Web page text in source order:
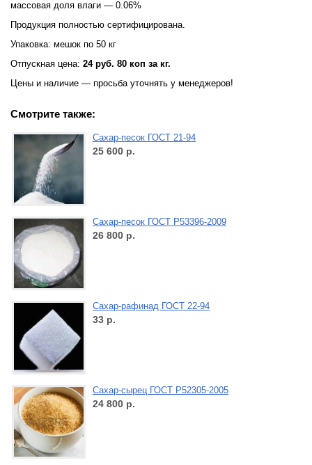
массовая доля влаги — 0.06%
Продукция полностью сертифицирована.
Упаковка: мешок по 50 кг
Отпускная цена: 24 руб. 80 коп за кг.
Цены и наличие — просьба уточнять у менеджеров!
Смотрите также:
Сахар-песок ГОСТ 21-94
25 600 р.
Сахар-песок ГОСТ Р53396-2009
26 800 р.
Сахар-рафинад ГОСТ 22-94
33 р.
Сахар-сырец ГОСТ Р52305-2005
24 800 р.